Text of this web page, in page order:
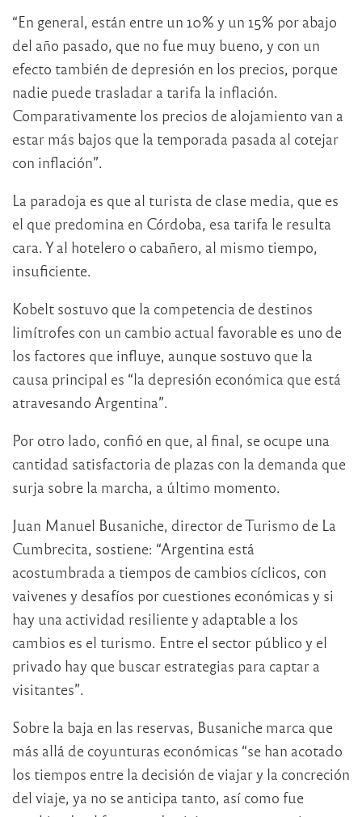
“En general, están entre un 10% y un 15% por abajo
del año pasado, que no fue muy bueno, y con un
efecto también de depresión en los precios, porque
nadie puede trasladar a tarifa la inflación.
Comparativamente los precios de alojamiento van a
estar más bajos que la temporada pasada al cotejar
con inflación”.
La paradoja es que al turista de clase media, que es
el que predomina en Córdoba, esa tarifa le resulta
cara. Y al hotelero o cabañero, al mismo tiempo,
insuficiente.
Kobelt sostuvo que la competencia de destinos
limítrofes con un cambio actual favorable es uno de
los factores que influye, aunque sostuvo que la
causa principal es “la depresión económica que está
atravesando Argentina”.
Por otro lado, confió en que, al final, se ocupe una
cantidad satisfactoria de plazas con la demanda que
surja sobre la marcha, a último momento.
Juan Manuel Busaniche, director de Turismo de La
Cumbrecita, sostiene: “Argentina está
acostumbrada a tiempos de cambios cíclicos, con
vaivenes y desafíos por cuestiones económicas y si
hay una actividad resiliente y adaptable a los
cambios es el turismo. Entre el sector público y el
privado hay que buscar estrategias para captar a
visitantes”.
Sobre la baja en las reservas, Busaniche marca que
más allá de coyunturas económicas “se han acotado
los tiempos entre la decisión de viajar y la concreción
del viaje, ya no se anticipa tanto, así como fue